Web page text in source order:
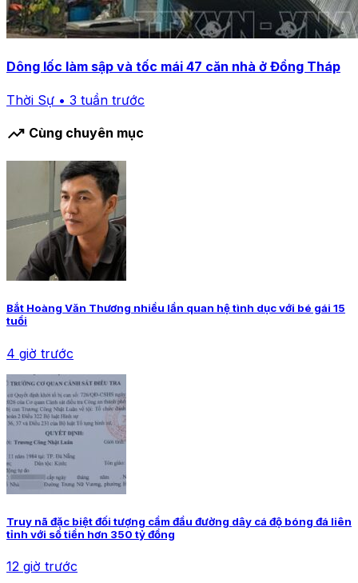
Dông lốc làm sập và tốc mái 47 căn nhà ở Đồng Tháp
Thời Sự • 3 tuần trước
trending_up Cùng chuyên mục
Bắt Hoàng Văn Thương nhiều lần quan hệ tình dục với bé gái 15
tuổi
4 giờ trước
Truy nã đặc biệt đối tượng cầm đầu đường dây cá độ bóng đá liên
tỉnh với số tiền hơn 350 tỷ đồng
12 giờ trước